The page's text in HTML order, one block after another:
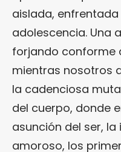
aislada,
adolescencia. Una
forjando conforme
mientras nosotros
la cadenciosa
del cuerpo, donde
asunción del ser,
amoroso, los